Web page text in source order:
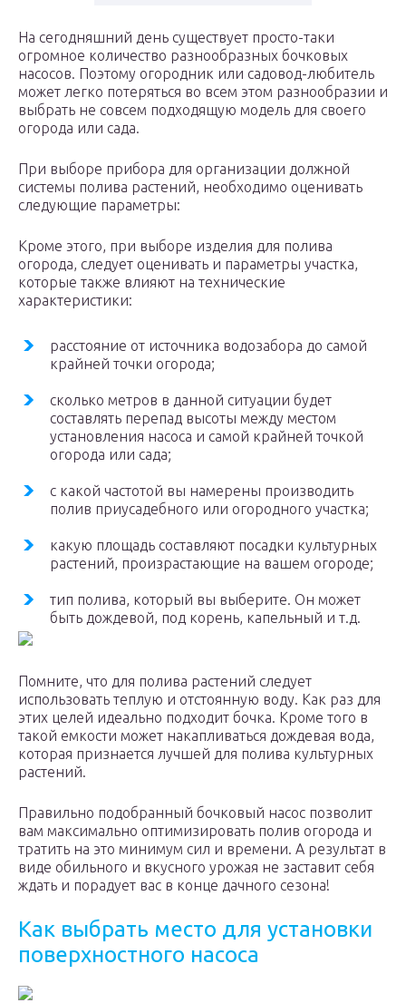
На сегодняшний день существует просто-таки
огромное количество разнообразных бочковых
насосов. Поэтому огородник или садовод-любитель
может легко потеряться во всем этом разнообразии и
выбрать не совсем подходящую модель для своего
огорода или сада.
При выборе прибора для организации должной
системы полива растений, необходимо оценивать
следующие параметры:
Кроме этого, при выборе изделия для полива
огорода, следует оценивать и параметры участка,
которые также влияют на технические
характеристики:
расстояние от источника водозабора до самой
крайней точки огорода;
сколько метров в данной ситуации будет
составлять перепад высоты между местом
установления насоса и самой крайней точкой
огорода или сада;
с какой частотой вы намерены производить
полив приусадебного или огородного участка;
какую площадь составляют посадки культурных
растений, произрастающие на вашем огороде;
тип полива, который вы выберите. Он может
быть дождевой, под корень, капельный и т.д.
Помните, что для полива растений следует
использовать теплую и отстоянную воду. Как раз для
этих целей идеально подходит бочка. Кроме того в
такой емкости может накапливаться дождевая вода,
которая признается лучшей для полива культурных
растений.
Правильно подобранный бочковый насос позволит
вам максимально оптимизировать полив огорода и
тратить на это минимум сил и времени. А результат в
виде обильного и вкусного урожая не заставит себя
ждать и порадует вас в конце дачного сезона!
Как выбрать место для установки
поверхностного насоса